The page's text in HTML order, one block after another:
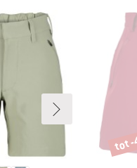
tot